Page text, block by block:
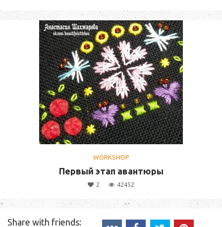
WORKSHOP
Первый этап авантюры
2 42452
Share with friends: